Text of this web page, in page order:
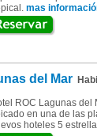
mas
del Mar
ROC Lagunas del
en una de las
hoteles 5